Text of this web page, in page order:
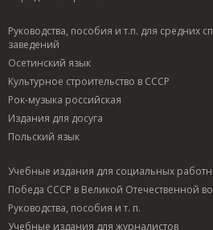
Руководства, пособия и т.п. для средних
заведений
Осетинский язык
Культурное строительство в СССР
Рок-музыка российская
Издания для досуга
Польский язык
Учебные издания для социальных
Победа СССР в Великой Отечественной
Руководства, пособия и т. п.
Учебные издания для журналистов